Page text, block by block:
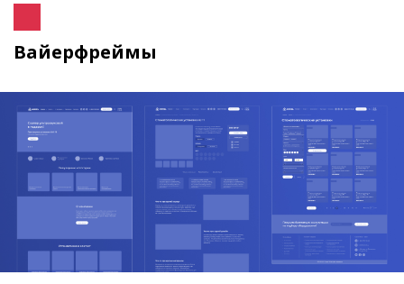
Вайерфреймы